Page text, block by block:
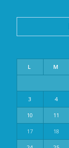
L M
3 4
10 11
17 18